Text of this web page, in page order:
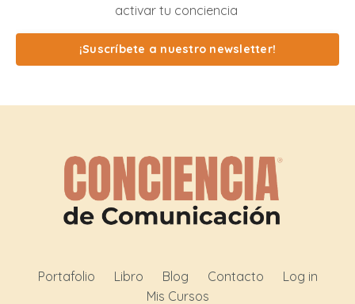
activar tu conciencia
¡Suscríbete a nuestro newsletter!
Portafolio Libro Blog Contacto
Log in
Mis Cursos